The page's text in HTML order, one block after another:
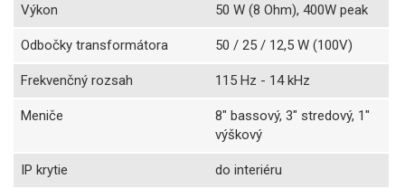
Výkon 50 W (8 Ohm), 400W peak
Odbočky transformátora 50 / 25 / 12,5 W (100V)
Frekvenčný rozsah 115 Hz - 14 kHz
Meniče
8" bassový, 3" stredový, 1"
výškový
IP krytie do interiéru